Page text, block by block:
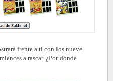
frente a ti con los nueve
a rascar. ¿Por dónde